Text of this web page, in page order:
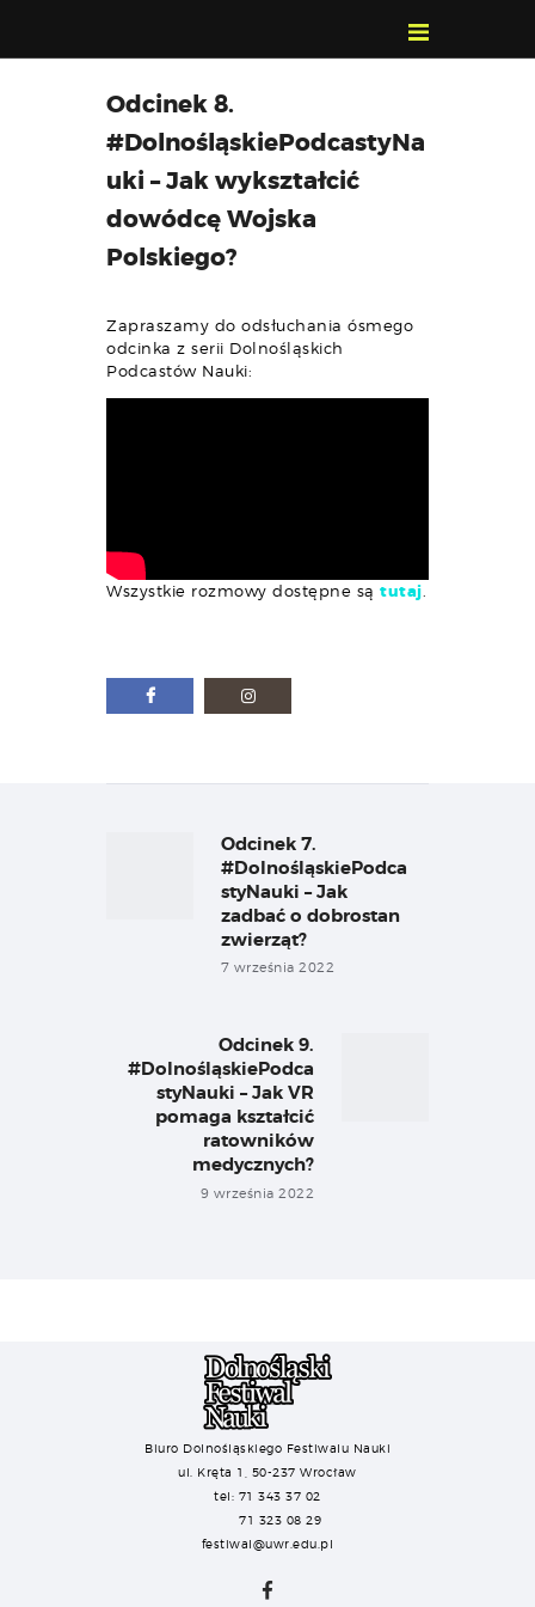
POZNAJ, POLUB,
PAMIĘTAJ!
O FESTIWALU
PROGRAM
KONTAKT
WYSZUKIWARKA
Odcinek 8.
#DolnośląskiePodcastyNa
uki – Jak wykształcić
dowódcę Wojska
Polskiego?
Zapraszamy do odsłuchania ósmego
odcinka z serii Dolnośląskich
Podcastów Nauki:
Wszystkie rozmowy dostępne są tutaj
Previous
post:
Odcinek 7.
#DolnośląskiePodca
styNauki – Jak
zadbać o dobrostan
zwierząt?
7 września 2022
Odcinek 9.
#DolnośląskiePodca
styNauki – Jak VR
pomaga kształcić
ratowników
medycznych?
9 września 2022
Biuro Dolnośląskiego Festiwalu Nauki
ul. Kręta 1, 50-237 Wrocław
tel: 71 343 37 02
71 323 08 29
festiwal@uwr.edu.pl